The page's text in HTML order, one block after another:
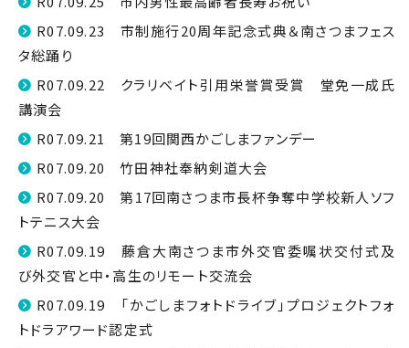
R07.09.23 市制施行20周年記念式典＆南さつまフェス
タ総踊り
R07.09.22 クラリベイト引用栄誉賞受賞 堂免一成氏
講演会
R07.09.21 第19回関西かごしまファンデー
R07.09.20 竹田神社奉納剣道大会
R07.09.20 第17回南さつま市長杯争奪中学校新人ソフ
トテニス大会
R07.09.19 藤倉大南さつま市外交官委嘱状交付式及
び外交官と中・高生のリモート交流会
R07.09.19 「かごしまフォトドライブ」プロジェクトフォ
トドラアワード認定式